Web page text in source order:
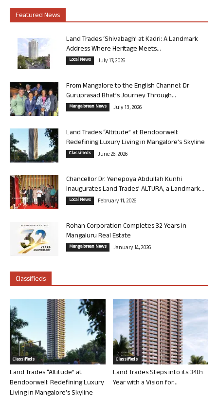
Featured News
Land Trades ‘Shivabagh’ at Kadri: A Landmark
Address Where Heritage Meets...
Local News July 17, 2026
From Mangalore to the English Channel: Dr
Guruprasad Bhat’s Journey Through...
Mangalorean News July 13, 2026
Land Trades “Altitude” at Bendoorwell:
Redefining Luxury Living in Mangalore’s Skyline
Classifieds June 26, 2026
Chancellor Dr. Yenepoya Abdullah Kunhi
Inaugurates Land Trades’ ALTURA, a Landmark...
Local News February 11, 2026
Rohan Corporation Completes 32 Years in
Mangaluru Real Estate
Mangalorean News January 14, 2026
Classifieds
Classifieds
Land Trades “Altitude” at
Bendoorwell: Redefining Luxury
Living in Mangalore’s Skyline
Classifieds
Land Trades Steps into its 34th
Year with a Vision for...